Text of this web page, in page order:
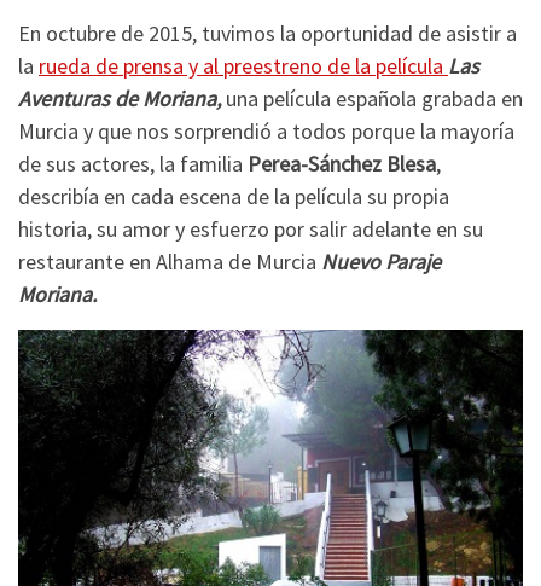
En octubre de 2015, tuvimos la oportunidad de asistir a
la rueda de prensa y al preestreno de la película Las
Aventuras de Moriana,una película española grabada en
Murcia y que nos sorprendió a todos porque la mayoría
de sus actores, la familia Perea-Sánchez Blesa,
describía en cada escena de la película su propia
historia, su amor y esfuerzo por salir adelante en su
restaurante en Alhama de Murcia Nuevo Paraje
Moriana.